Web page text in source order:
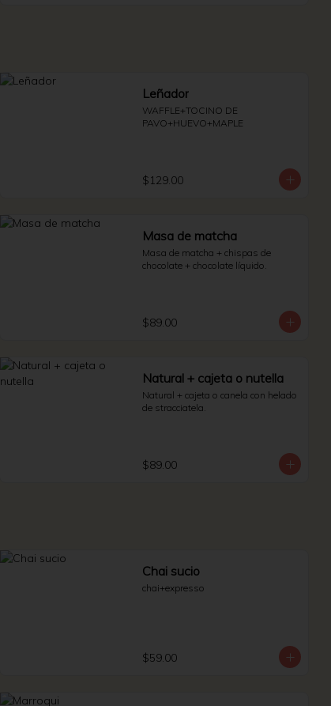
Leñador
WAFFLE+TOCINO DE
PAVO+HUEVO+MAPLE
$129.00
Masa de matcha
Masa de matcha + chispas de
chocolate + chocolate líquido.
$89.00
Natural + cajeta o nutella
Natural + cajeta o canela con helado
de stracciatela.
$89.00
Chai sucio
chai+expresso
$59.00